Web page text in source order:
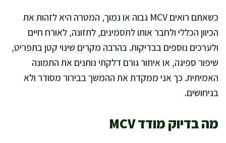
כשאתם רואים MCV גבוה או נמוך, המטרה היא לזהות את
הכיוון הכללי ולחבר אותו לתסמינים, לתזונה, לאורח חיים
ולערכים נוספים בבדיקות. בהרבה מקרים שינוי קטן בתפריט,
שיפור ספיגה, או איתור גורם דלקתי נותנים את התמונה
האמיתית. כך אני ממקדת את ההמשך בבירור מסודר ולא
בניחושים.
מה בדיוק מודד MCV